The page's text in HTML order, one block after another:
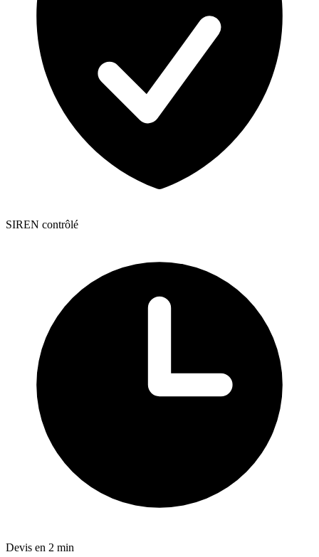
SIREN contrôlé
Devis en 2 min